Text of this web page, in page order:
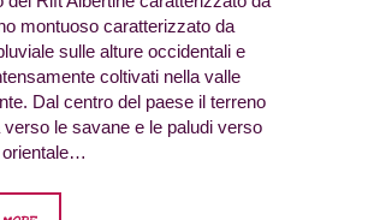
montuoso caratterizzato da
sulle alture occidentali e
coltivati ​​nella valle
Dal centro del paese il terreno
verso le savane e le paludi verso